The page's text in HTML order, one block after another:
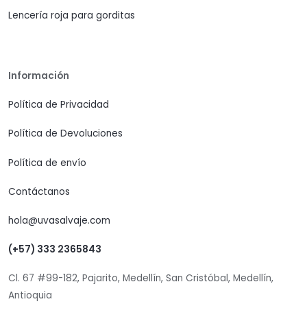
Lencería roja para gorditas
Información
Política de Privacidad
Política de Devoluciones
Política de envío
Contáctanos
hola@uvasalvaje.com
(+57) 333 2365843
Cl. 67 #99-182, Pajarito, Medellín, San Cristóbal, Medellín,
Antioquia